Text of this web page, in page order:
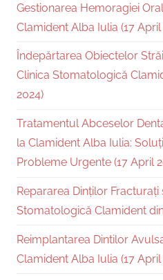
Gestionarea Hemoragiei
Clamident Alba Iulia (17 April
Îndepărtarea Obiectelor
Clinica Stomatologică
2024)
Tratamentul Abceselor
la Clamident Alba Iulia:
Probleme Urgente (17 April
Repararea Dinților Fracturați
Stomatologică Clamident
Reimplantarea Dintilor
Clamident Alba Iulia (17 April